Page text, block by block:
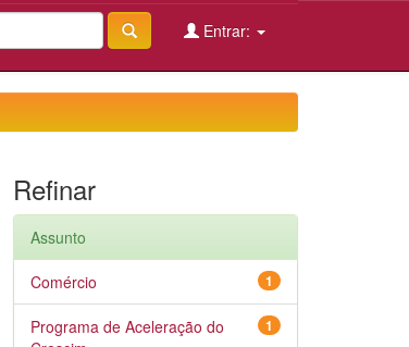
Entrar:
Refinar
Assunto
1
Comércio
1
Programa de Aceleração do